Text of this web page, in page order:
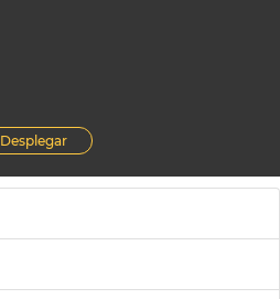
Desplegar